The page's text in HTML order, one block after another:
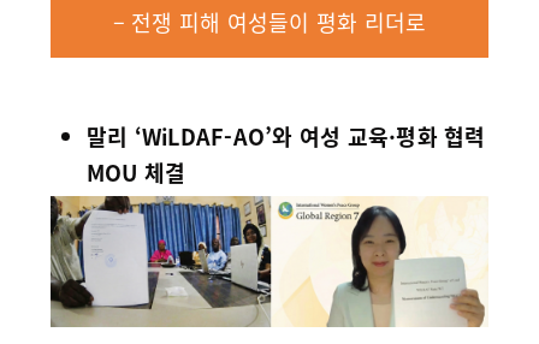
– 전쟁 피해 여성들이 평화 리더로
말리 ‘WiLDAF-AO’와 여성 교육·평화 협력
MOU 체결